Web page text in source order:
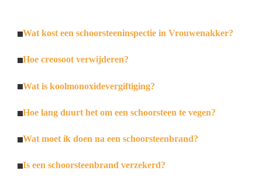
Wat kost een schoorsteeninspectie in Vrouwenakker?
Hoe creosoot verwijderen?
Wat is koolmonoxidevergiftiging?
Hoe lang duurt het om een schoorsteen te vegen?
Wat moet ik doen na een schoorsteenbrand?
Is een schoorsteenbrand verzekerd?